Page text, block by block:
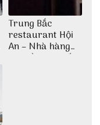
Trung Bắc
restaurant Hội
An – Nhà hàng
cao lầu có thiết